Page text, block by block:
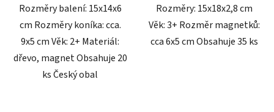
hvězdiček.
Rozměry balení: 15x14x6
cm Rozměry koníka: cca.
9x5 cm Věk: 2+ Materiál:
dřevo, magnet Obsahuje 20
ks Český obal
hvězdiček.
Rozměry: 15x18x2,8 cm
Věk: 3+ Rozměr magnetků:
cca 6x5 cm Obsahuje 35 ks